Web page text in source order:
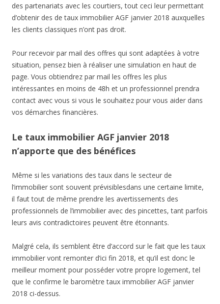
des partenariats avec les courtiers, tout ceci leur permettant
d’obtenir des de taux immobilier AGF janvier 2018 auxquelles
les clients classiques n’ont pas droit.
Pour recevoir par mail des offres qui sont adaptées à votre
situation, pensez bien à réaliser une simulation en haut de
page. Vous obtiendrez par mail les offres les plus
intéressantes en moins de 48h et un professionnel prendra
contact avec vous si vous le souhaitez pour vous aider dans
vos démarches financières.
Le taux immobilier AGF janvier 2018
n’apporte que des bénéfices
Même si les variations des taux dans le secteur de
l’immobilier sont souvent prévisiblesdans une certaine limite,
il faut tout de même prendre les avertissements des
professionnels de l’immobilier avec des pincettes, tant parfois
leurs avis contradictoires peuvent être étonnants.
Malgré cela, ils semblent être d’accord sur le fait que les taux
immobilier vont remonter d’ici fin 2018, et qu’il est donc le
meilleur moment pour posséder votre propre logement, tel
que le confirme le baromètre taux immobilier AGF janvier
2018 ci-dessus.